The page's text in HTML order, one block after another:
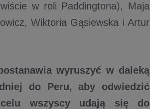
w roli Paddingtona), Maja
Wiktoria Gąsiewska i Artur
wyruszyć w daleką
do Peru, aby odwiedzić
wszyscy udają się do